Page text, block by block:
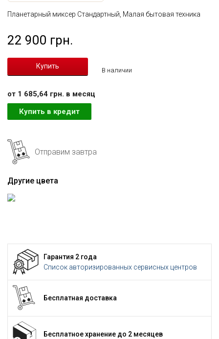
Планетарный миксер Стандартный, Малая бытовая техника
22 900 грн.
В наличии
от 1 685,64 грн. в месяц
Купить в кредит
Отправим завтра
Другие цвета
Гарантия 2 года
Список авторизированных сервисных центров
Бесплатная доставка
Бесплатное хранение до 2 месяцев